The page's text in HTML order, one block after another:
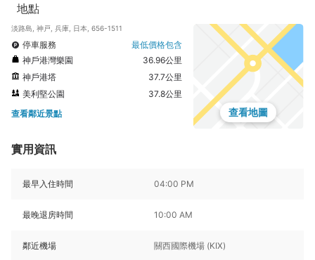
地點
淡路島, 神戸, 兵庫, 日本, 656-1511
停車服務
最低價格包含
神戶港灣樂園
36.96公里
神戶港塔
37.7公里
美利堅公園
37.8公里
查看鄰近景點
查看地圖
實用資訊
最早入住時間 04:00 PM
最晚退房時間 10:00 AM
鄰近機場 關西國際機場 (KIX)